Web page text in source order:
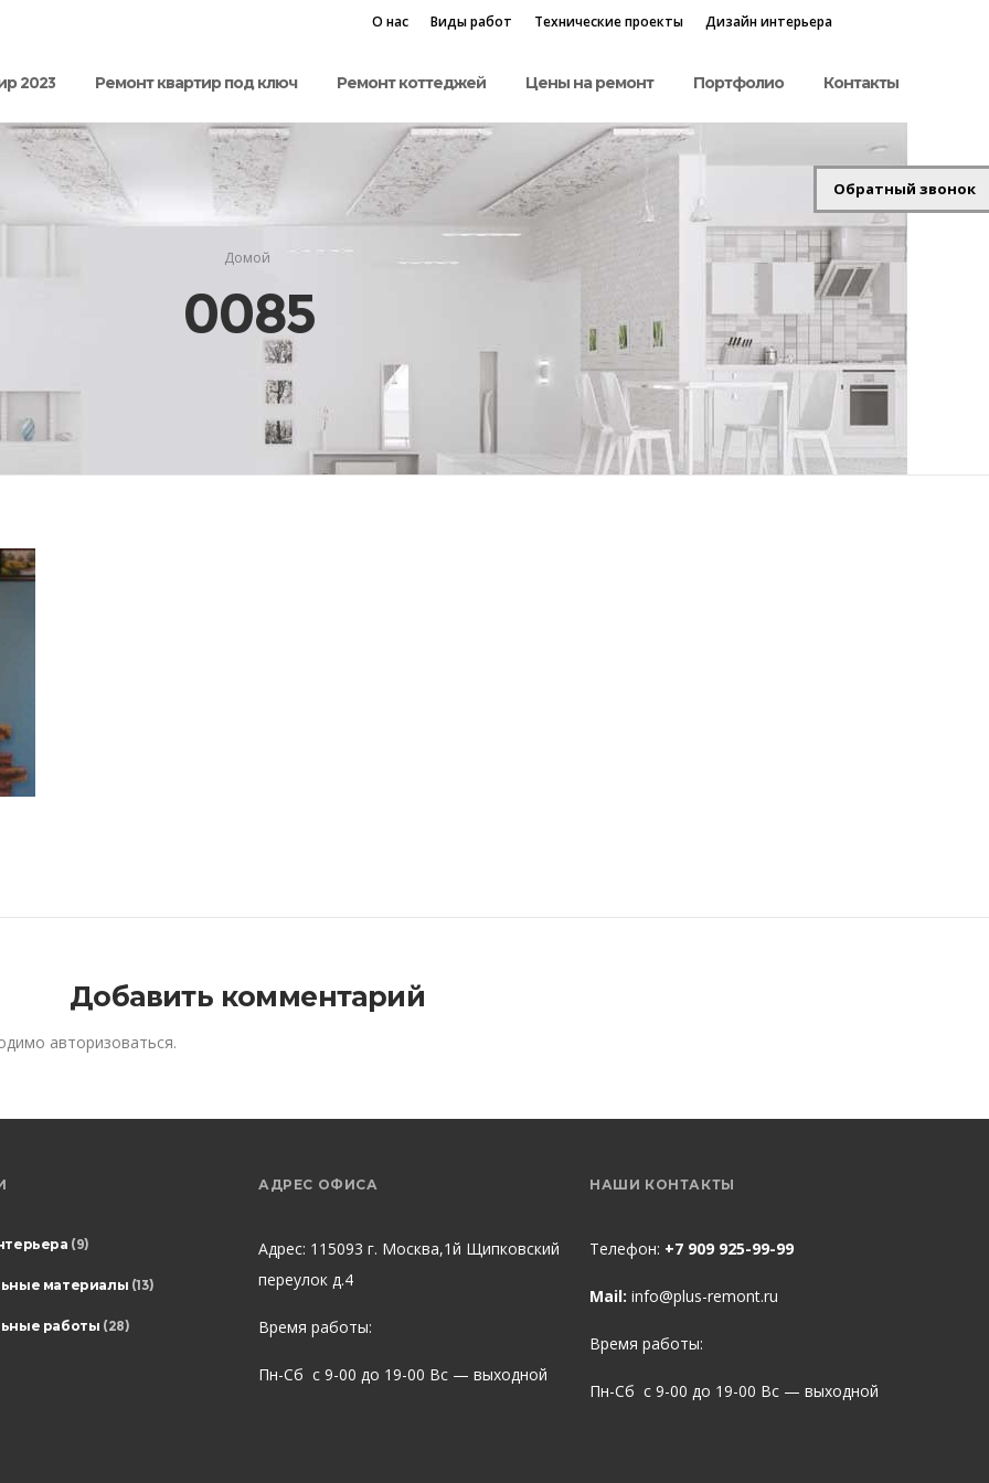
О нас Виды работ Технические проекты Дизайн интерьера
2023 Ремонт квартир под ключ Ремонт коттеджей Цены на ремонт Портфолио Контакты
Домой
0085
Добавить комментарий
авторизоваться.
(9)
материалы (13)
работы (28)
АДРЕС ОФИСА
Адрес: 115093 г. Москва,1й Щипковский
переулок д.4
Время работы:
Пн-Сб с 9-00 до 19-00 Вс — выходной
НАШИ КОНТАКТЫ
Телефон: +7 909 925-99-99
Mail: info@plus-remont.ru
Время работы:
Пн-Сб с 9-00 до 19-00 Вс — выходной
Обратный звонок